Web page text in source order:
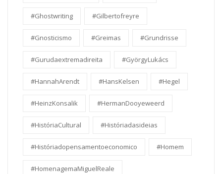
#Ghostwriting #Gilbertofreyre
#Gnosticismo #Greimas #Grundrisse
#Gurudaextremadireita #GyörgyLukács
#HannahArendt #HansKelsen #Hegel
#HeinzKonsalik #HermanDooyeweerd
#HistóriaCultural #Históriadasideias
#Históriadopensamentoeconomico #Homem
#HomenagemaMiguelReale